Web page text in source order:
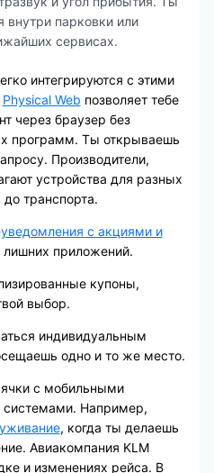
внутри парковки или
сервисах.
интегрируются с этими
Physical Web позволяет тебе
через браузер без
программ. Ты открываешь
Производители,
устройства для разных
транспорта.
с акциями и
приложений.
купоны,
выбор.
индивидуальным
одно и то же место.
с мобильными
Например,
, когда ты делаешь
Авиакомпания KLM
и изменениях рейса. В